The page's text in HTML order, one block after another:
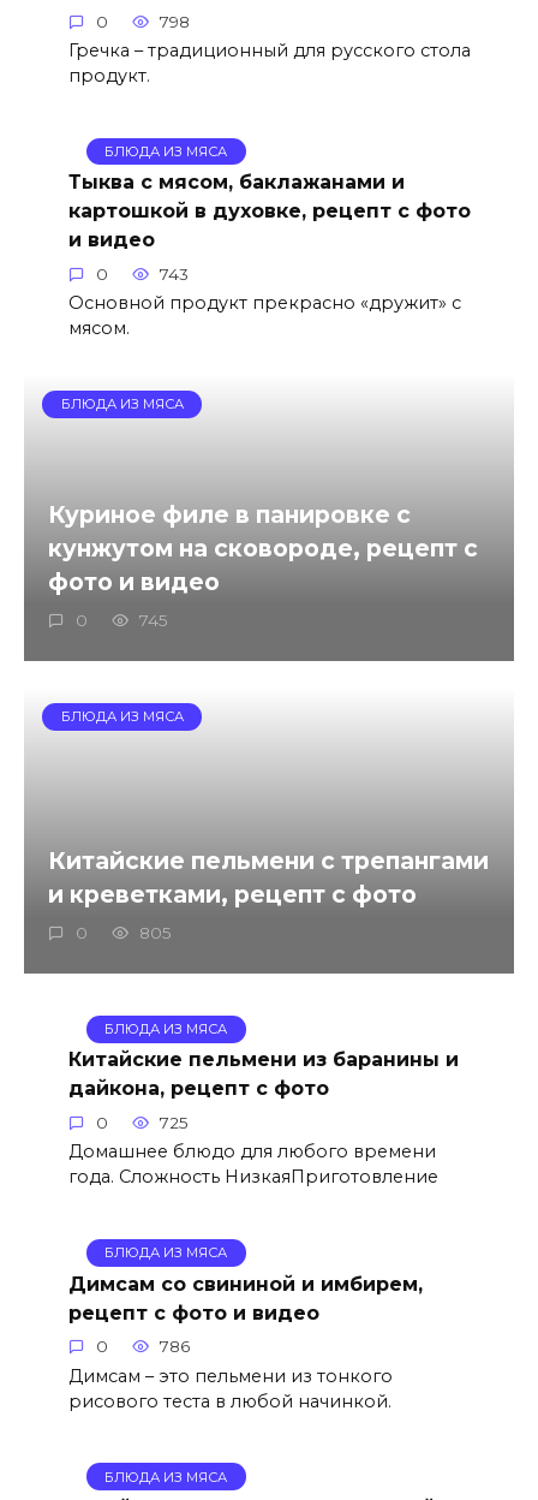
0 798
Гречка – традиционный для русского стола
продукт.
БЛЮДА ИЗ МЯСА
Тыква с мясом, баклажанами и
картошкой в духовке, рецепт с фото
и видео
0 743
Основной продукт прекрасно «дружит» с
мясом.
БЛЮДА ИЗ МЯСА
Куриное филе в панировке с
кунжутом на сковороде, рецепт с
фото и видео
0 745
БЛЮДА ИЗ МЯСА
Китайские пельмени с трепангами
и креветками, рецепт с фото
0 805
БЛЮДА ИЗ МЯСА
Китайские пельмени из баранины и
дайкона, рецепт с фото
0 725
Домашнее блюдо для любого времени
года. Сложность НизкаяПриготовление
БЛЮДА ИЗ МЯСА
Димсам со свининой и имбирем,
рецепт с фото и видео
0 786
Димсам – это пельмени из тонкого
рисового теста в любой начинкой.
БЛЮДА ИЗ МЯСА